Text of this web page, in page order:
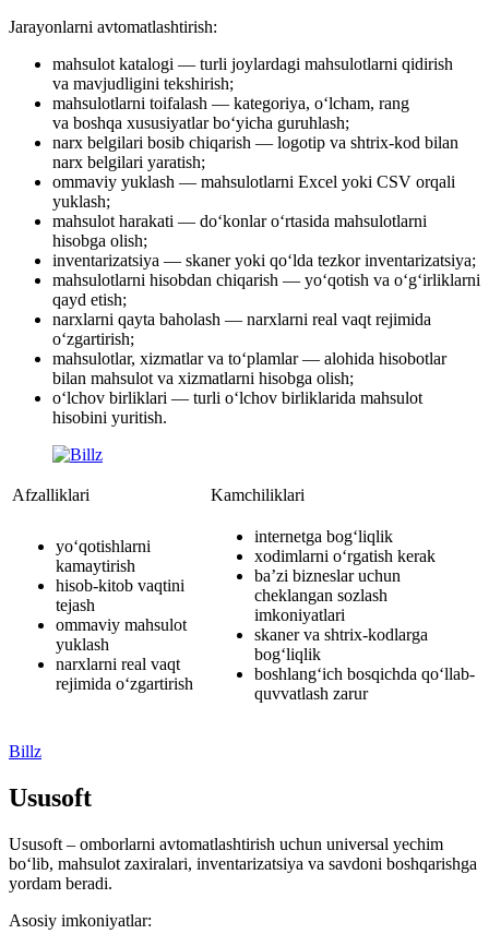
Jarayonlarni avtomatlashtirish:
mahsulot katalogi — turli joylardagi mahsulotlarni qidirish
va mavjudligini tekshirish;
mahsulotlarni toifalash — kategoriya, o‘lcham, rang
va boshqa xususiyatlar bo‘yicha guruhlash;
narx belgilari bosib chiqarish — logotip va shtrix-kod bilan
narx belgilari yaratish;
ommaviy yuklash — mahsulotlarni Excel yoki CSV orqali
yuklash;
mahsulot harakati — do‘konlar o‘rtasida mahsulotlarni
hisobga olish;
inventarizatsiya — skaner yoki qo‘lda tezkor inventarizatsiya;
mahsulotlarni hisobdan chiqarish — yo‘qotish va o‘g‘irliklarni
qayd etish;
narxlarni qayta baholash — narxlarni real vaqt rejimida
o‘zgartirish;
mahsulotlar, xizmatlar va to‘plamlar — alohida hisobotlar
bilan mahsulot va xizmatlarni hisobga olish;
o‘lchov birliklari — turli o‘lchov birliklarida mahsulot
hisobini yuritish.
Afzalliklari Kamchiliklari
yo‘qotishlarni
kamaytirish
hisob-kitob vaqtini
tejash
ommaviy mahsulot
yuklash
narxlarni real vaqt
rejimida o‘zgartirish
internetga bog‘liqlik
xodimlarni o‘rgatish kerak
ba’zi bizneslar uchun
cheklangan sozlash
imkoniyatlari
skaner va shtrix-kodlarga
bog‘liqlik
boshlang‘ich bosqichda qo‘llab-
quvvatlash zarur
Billz
Ususoft
Ususoft – omborlarni avtomatlashtirish uchun universal yechim
bo‘lib, mahsulot zaxiralari, inventarizatsiya va savdoni boshqarishga
yordam beradi.
Asosiy imkoniyatlar: